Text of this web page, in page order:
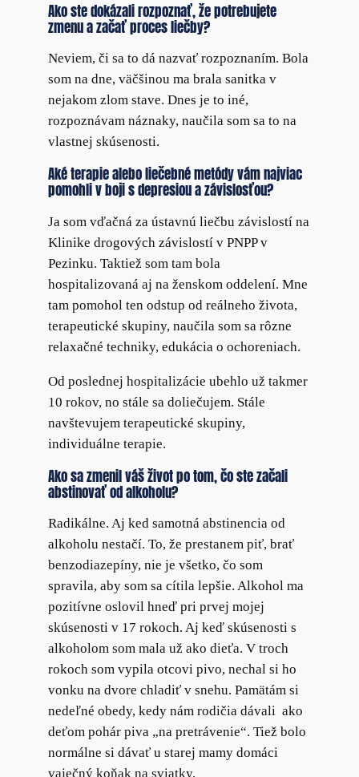
Ako ste dokázali rozpoznať, že potrebujete
zmenu a začať proces liečby?
Neviem, či sa to dá nazvať rozpoznaním. Bola
som na dne, väčšinou ma brala sanitka v
nejakom zlom stave. Dnes je to iné,
rozpoznávam náznaky, naučila som sa to na
vlastnej skúsenosti.
Aké terapie alebo liečebné metódy vám najviac
pomohli v boji s depresiou a závislosťou?
Ja som vďačná za ústavnú liečbu závislostí na
Klinike drogových závislostí v PNPP v
Pezinku. Taktiež som tam bola
hospitalizovaná aj na ženskom oddelení. Mne
tam pomohol ten odstup od reálneho života,
terapeutické skupiny, naučila som sa rôzne
relaxačné techniky, edukácia o ochoreniach.
Od poslednej hospitalizácie ubehlo už takmer
10 rokov, no stále sa doliečujem. Stále
navštevujem terapeutické skupiny,
individuálne terapie.
Ako sa zmenil váš život po tom, čo ste začali
abstinovať od alkoholu?
Radikálne. Aj ked samotná abstinencia od
alkoholu nestačí. To, že prestanem piť, brať
benzodiazepíny, nie je všetko, čo som
spravila, aby som sa cítila lepšie. Alkohol ma
pozitívne oslovil hneď pri prvej mojej
skúsenosti v 17 rokoch. Aj keď skúsenosti s
alkoholom som mala už ako dieťa. V troch
rokoch som vypila otcovi pivo, nechal si ho
vonku na dvore chladiť v snehu. Pamätám si
nedeľné obedy, kedy nám rodičia dávali ako
deťom pohár piva „na pretrávenie“. Tiež bolo
normálne si dávať u starej mamy domáci
vaječný koňak na sviatky.